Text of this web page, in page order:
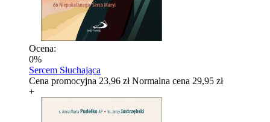
Ocena:
0%
Sercem Słuchająca
Cena promocyjna 23,96 zł Normalna cena 29,95 zł
+